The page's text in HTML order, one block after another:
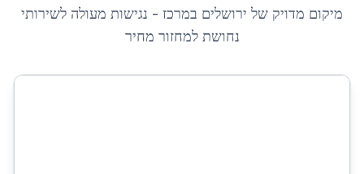
מיקום מדויק של ירושלים במרכז - נגישות מעולה לשירותי
נחושת למחזור מחיר